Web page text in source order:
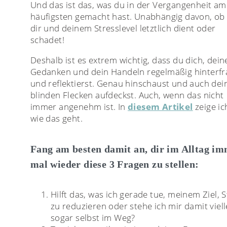
Und das ist das, was du in der Vergangenheit am
häufigsten gemacht hast. Unabhängig davon, ob
dir und deinem Stresslevel letztlich dient oder
schadet!
Deshalb ist es extrem wichtig, dass du dich,
Gedanken und dein Handeln regelmäßig
und reflektierst. Genau hinschaust und auch
blinden Flecken aufdeckst. Auch, wenn das nicht
immer angenehm ist. Indiesem Artikel zeige
wie das geht.
Fang am besten damit an, dir im Alltag
mal wieder diese 3 Fragen zu stellen:
Hilft das, was ich gerade tue, meinem Ziel,
zu reduzieren oder stehe ich mir damit
sogar selbst im Weg?